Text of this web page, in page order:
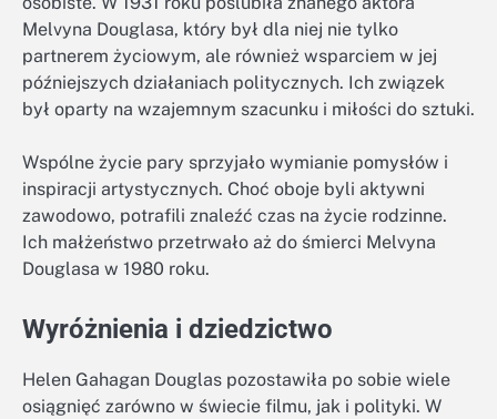
Melvyna Douglasa, który był dla niej nie tylko
partnerem życiowym, ale również wsparciem w jej
późniejszych działaniach politycznych. Ich związek
był oparty na wzajemnym szacunku i miłości do sztuki.
Wspólne życie pary sprzyjało wymianie pomysłów i
inspiracji artystycznych. Choć oboje byli aktywni
zawodowo, potrafili znaleźć czas na życie rodzinne.
Ich małżeństwo przetrwało aż do śmierci Melvyna
Douglasa w 1980 roku.
Wyróżnienia i dziedzictwo
Helen Gahagan Douglas pozostawiła po sobie wiele
osiągnięć zarówno w świecie filmu, jak i polityki. W